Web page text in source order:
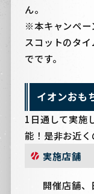
ん。
※本キャンペー
スコットのタ
でです。
イオンおも
1日通して実施
能！是非お近く
実施店舗
開催店舗、